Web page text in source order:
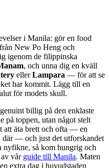
i Manila: gör en food
New Po Heng och
igenom de filippinska
, och unna dig en kväll
ellerLampara — för att se
har kommit. Lägg till en
för modets skull.
billig på den enklaste
på toppen, utan något stelt
att äta brett och ofta — en
där — och just det utforskandet
nyfikne, så kom hungrig och
av vår guide till Manila. Maten
extra dag i huvudstaden